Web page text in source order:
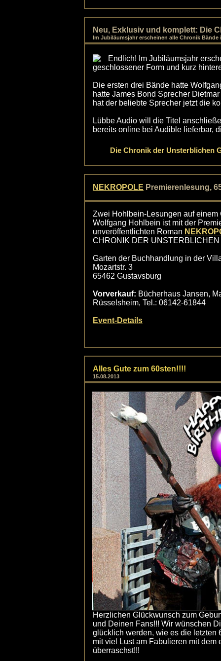
Neu, Exklusiv und komplett: Die
Im Jubiläumsjahr erscheinen alle Chronik
Endlich! Im Jubiläumsjahr
geschlossener Form und kurz
Die ersten drei Bände hatte
hatte James Bond Sprecher
hat der beliebte Sprecher jetzt die
Lübbe Audio will die Titel
bereits online bei Audible lieferbar,
Die Chronik der Unsterblichen
NEKROPOLE Premierenlesung,
Zwei Hohlbein-Lesungen auf einem
Wolfgang Hohlbein ist mit der
unveröffentlichten Roman
CHRONIK DER UNSTERBLICHEN
Garten der Buchhandlung in der
Mozartstr. 3
65462 Gustavsburg
Vorverkauf: Bücherhaus Jansen,
Rüsselsheim, Tel.: 06142-61844
Event-Details
Alles Gute zum 60sten!!!!
15.08.2013
Herzlichen Glückwunsch zum
und Deinen Fans!!! Wir wünschen
glücklich werden, wie es die letzten
mit viel Lust am Fabulieren mit
überraschst!!!